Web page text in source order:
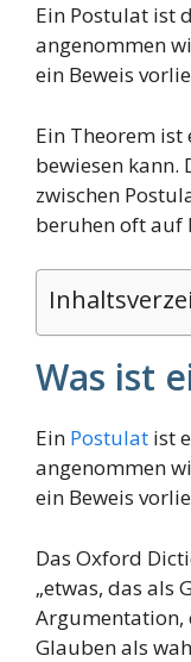
Ein Postulat ist
angenommen
ein Beweis
Ein Theorem ist
bewiesen kann.
zwischen
beruhen oft auf
Was ist
Ein Postulat ist
angenommen
ein Beweis
Das Oxford
„etwas, das als
Argumentation,
Glauben als